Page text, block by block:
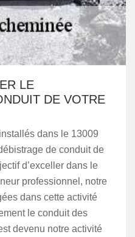
LE
DE VOTRE
dans le 13009
de conduit de
d’exceller dans le
professionnel, notre
dans cette activité
le conduit des
devenu notre activité